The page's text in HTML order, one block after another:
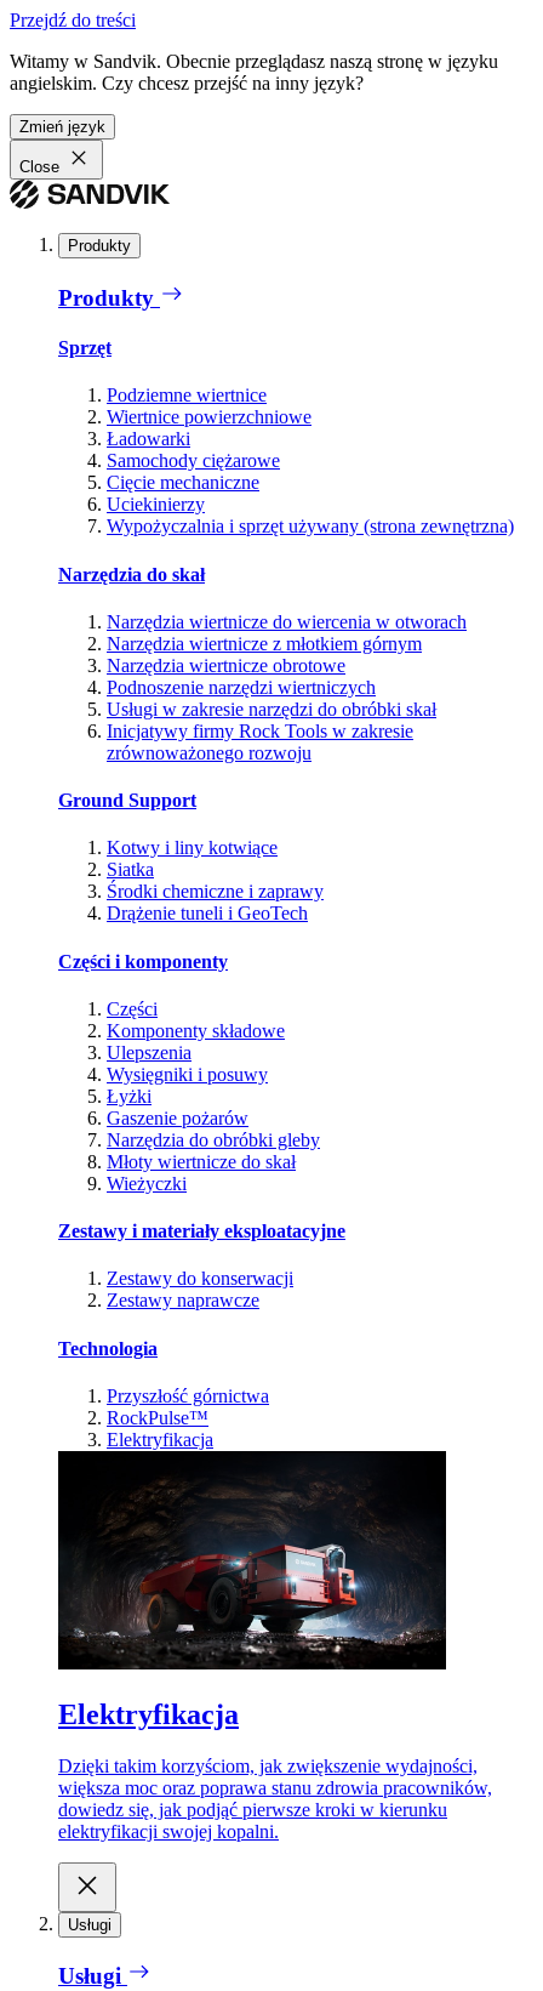
Przejdź do treści
Witamy w Sandvik. Obecnie przeglądasz naszą stronę w języku
angielskim. Czy chcesz przejść na inny język?
Zmień język
Close
Produkty
Produkty
Sprzęt
Podziemne wiertnice
Wiertnice powierzchniowe
Ładowarki
Samochody ciężarowe
Cięcie mechaniczne
Uciekinierzy
Wypożyczalnia i sprzęt używany (strona zewnętrzna)
Narzędzia do skał
Narzędzia wiertnicze do wiercenia w otworach
Narzędzia wiertnicze z młotkiem górnym
Narzędzia wiertnicze obrotowe
Podnoszenie narzędzi wiertniczych
Usługi w zakresie narzędzi do obróbki skał
Inicjatywy firmy Rock Tools w zakresie
zrównoważonego rozwoju
Ground Support
Kotwy i liny kotwiące
Siatka
Środki chemiczne i zaprawy
Drążenie tuneli i GeoTech
Części i komponenty
Części
Komponenty składowe
Ulepszenia
Wysięgniki i posuwy
Łyżki
Gaszenie pożarów
Narzędzia do obróbki gleby
Młoty wiertnicze do skał
Wieżyczki
Zestawy i materiały eksploatacyjne
Zestawy do konserwacji
Zestawy naprawcze
Technologia
Przyszłość górnictwa
RockPulse™
Elektryfikacja
Elektryfikacja
Dzięki takim korzyściom, jak zwiększenie wydajności,
większa moc oraz poprawa stanu zdrowia pracowników,
dowiedz się, jak podjąć pierwsze kroki w kierunku
elektryfikacji swojej kopalni.
Usługi
Usługi